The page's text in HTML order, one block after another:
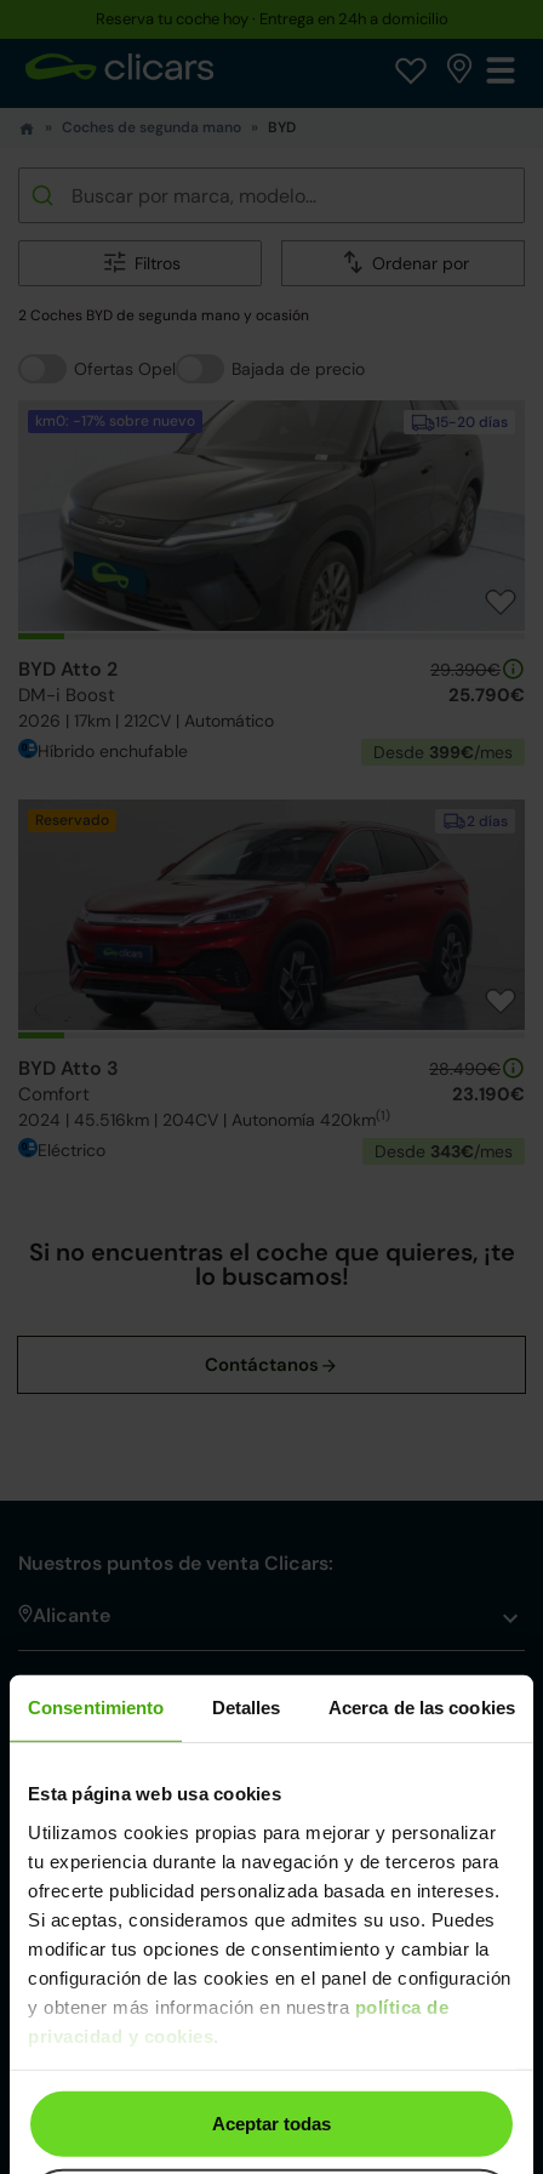
Consentimiento Detalles Acerca de las cookies
Esta página web usa cookies
Utilizamos cookies propias para mejorar y personalizar
tu experiencia durante la navegación y de terceros para
ofrecerte publicidad personalizada basada en intereses.
Si aceptas, consideramos que admites su uso. Puedes
modificar tus opciones de consentimiento y cambiar la
configuración de las cookies en el panel de configuración
y obtener más información en nuestra política de
privacidad y cookies
Aceptar todas
Reserva tu coche hoy · Entrega en 24h a domicilio
Coches de segunda mano BYD
Filtros Ordenar por
2 Coches BYD de segunda mano y ocasión
Ofertas Opel Bajada de precio
15-20 días
km0: -17% sobre nuevo
BYD Atto 2
DM-i Boost
2026 | 17km | 212CV | Automático
29.390€
25.790€
Híbrido enchufable Desde 399€/mes
2 días
Reservado
BYD Atto 3
Comfort
2024 | 45.516km | 204CV | Autonomía 420km(1)
28.490€
23.190€
Eléctrico Desde 343€/mes
Si no encuentras el coche que quieres, ¡te
lo buscamos!
Nuestros puntos de venta Clicars:
Alicante
Málaga
Valencia
Zaragoza
BYD
BYD Atto 2